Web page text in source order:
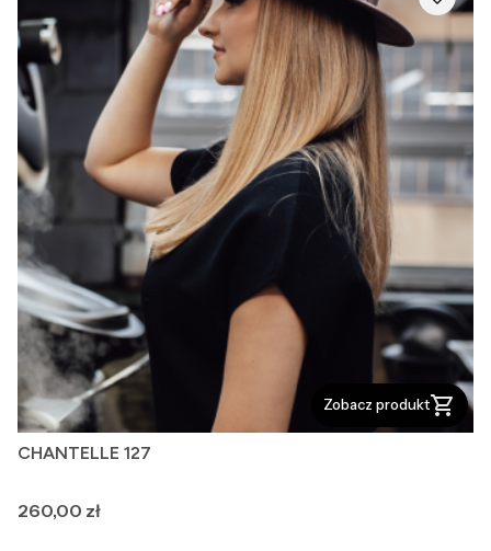
Zobacz produkt
CHANTELLE 127
Cena
260,00 zł